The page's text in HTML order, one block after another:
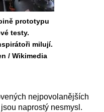
prototypu
testy.
milují.
/ Wikimedia
nejpovolanějších
naprostý nesmysl.